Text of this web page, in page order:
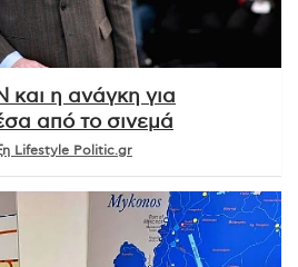
και η ανάγκη για
από το σινεμά
Lifestyle Politic.gr